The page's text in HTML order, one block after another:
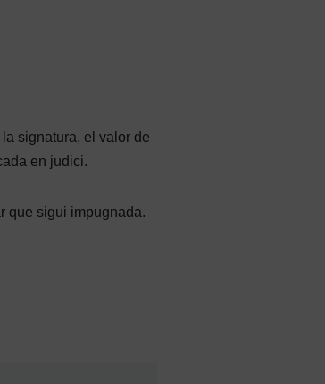
signatura, el valor de
en judici.
que sigui impugnada.